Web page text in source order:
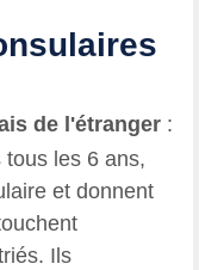
de l'étranger :
les 6 ans,
et donnent
Ils